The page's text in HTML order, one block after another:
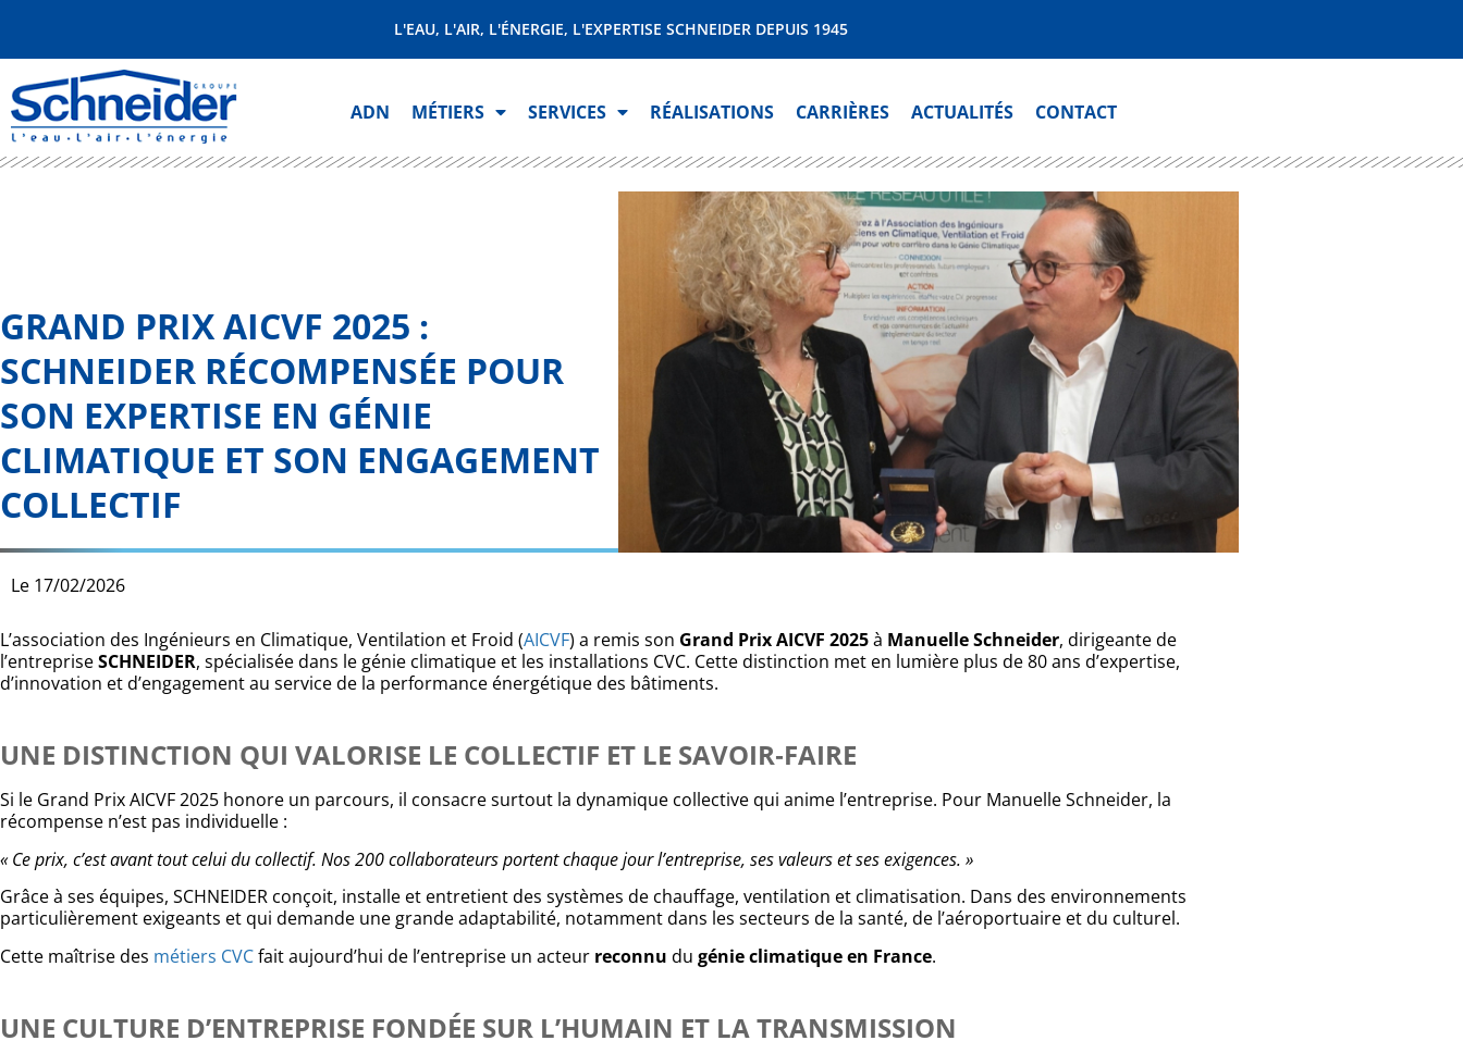
L'EAU, L'AIR, L'ÉNERGIE, L'EXPERTISE SCHNEIDER DEPUIS 1945
ADN MÉTIERS SERVICES RÉALISATIONS CARRIÈRES ACTUALITÉS CONTACT
GRAND PRIX AICVF 2025 :
SCHNEIDER RÉCOMPENSÉE POUR
SON EXPERTISE EN GÉNIE
CLIMATIQUE ET SON ENGAGEMENT
COLLECTIF
Le 17/02/2026
L’association des Ingénieurs en Climatique, Ventilation et Froid (AICVF) a remis son Grand Prix AICVF 2025à Manuelle Schneider, dirigeante de
l’entrepriseSCHNEIDER, spécialisée dans le génie climatique et les installations CVC. Cette distinction met en lumière plus de 80 ans d’expertise,
d’innovation et d’engagement au service de la performance énergétique des bâtiments.
UNE DISTINCTION QUI VALORISE LE COLLECTIF ET LE SAVOIR‑FAIRE
Si le Grand Prix AICVF 2025 honore un parcours, il consacre surtout la dynamique collective qui anime l’entreprise. Pour Manuelle Schneider, la
récompense n’est pas individuelle :
« Ce prix, c’est avant tout celui du collectif. Nos 200 collaborateurs portent chaque jour l’entreprise, ses valeurs et ses exigences. »
Grâce à ses équipes, SCHNEIDER conçoit, installe et entretient des systèmes de chauffage, ventilation et climatisation. Dans des environnements
particulièrement exigeants et qui demande une grande adaptabilité, notamment dans les secteurs de la santé, de l’aéroportuaire et du culturel.
Cette maîtrise des métiers CVCfait aujourd’hui de l’entreprise un acteur reconnu du génie climatique en France.
UNE CULTURE D’ENTREPRISE FONDÉE SUR L’HUMAIN ET LA TRANSMISSION